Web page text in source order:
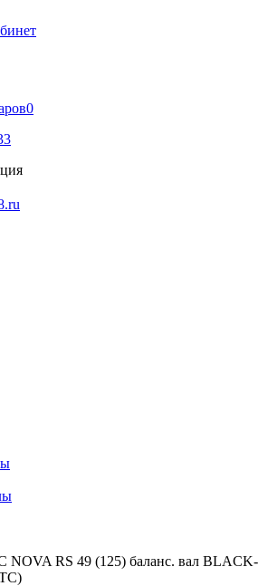
0
RS 49 (125) баланс. вал BLACK-